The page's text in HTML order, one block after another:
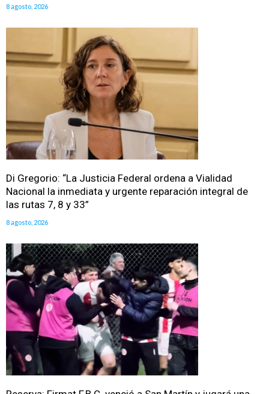
8 agosto, 2026
Di Gregorio: “La Justicia Federal ordena a Vialidad
Nacional la inmediata y urgente reparación integral de
las rutas 7, 8 y 33”
8 agosto, 2026